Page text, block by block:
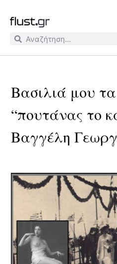
Βασιλιά μου
“πουτάνας το
Βαγγέλη